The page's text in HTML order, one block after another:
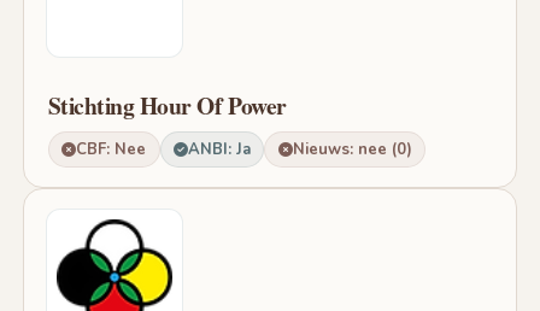
Stichting Hour Of Power
CBF: Nee ANBI: Ja Nieuws: nee (0)